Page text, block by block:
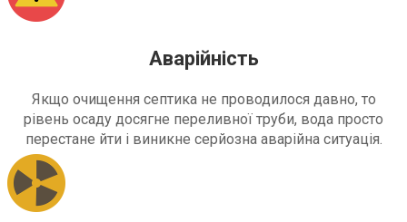
Аварійність
Якщо очищення септика не проводилося давно, то
рівень осаду досягне переливної труби, вода просто
перестане йти і виникне серйозна аварійна ситуація.